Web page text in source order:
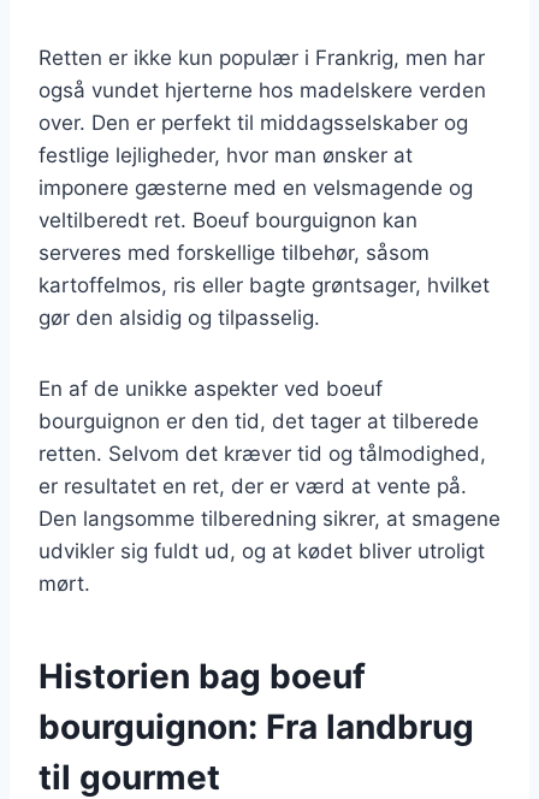
Retten er ikke kun populær i Frankrig, men har
også vundet hjerterne hos madelskere verden
over. Den er perfekt til middagsselskaber og
festlige lejligheder, hvor man ønsker at
imponere gæsterne med en velsmagende og
veltilberedt ret. Boeuf bourguignon kan
serveres med forskellige tilbehør, såsom
kartoffelmos, ris eller bagte grøntsager, hvilket
gør den alsidig og tilpasselig.
En af de unikke aspekter ved boeuf
bourguignon er den tid, det tager at tilberede
retten. Selvom det kræver tid og tålmodighed,
er resultatet en ret, der er værd at vente på.
Den langsomme tilberedning sikrer, at smagene
udvikler sig fuldt ud, og at kødet bliver utroligt
mørt.
Historien bag boeuf
bourguignon: Fra landbrug
til gourmet